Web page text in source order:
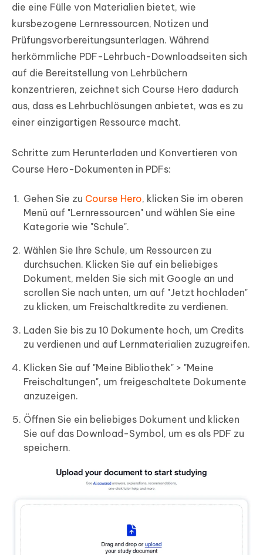
die eine Fülle von Materialien bietet, wie
kursbezogene Lernressourcen, Notizen und
Prüfungsvorbereitungsunterlagen. Während
herkömmliche PDF-Lehrbuch-Downloadseiten sich
auf die Bereitstellung von Lehrbüchern
konzentrieren, zeichnet sich Course Hero dadurch
aus, dass es Lehrbuchlösungen anbietet, was es zu
einer einzigartigen Ressource macht.
Schritte zum Herunterladen und Konvertieren von
Course Hero-Dokumenten in PDFs:
Gehen Sie zu Course Hero, klicken Sie im oberen
Menü auf "Lernressourcen" und wählen Sie eine
Kategorie wie "Schule".
Wählen Sie Ihre Schule, um Ressourcen zu
durchsuchen. Klicken Sie auf ein beliebiges
Dokument, melden Sie sich mit Google an und
scrollen Sie nach unten, um auf "Jetzt hochladen"
zu klicken, um Freischaltkredite zu verdienen.
Laden Sie bis zu 10 Dokumente hoch, um Credits
zu verdienen und auf Lernmaterialien zuzugreifen.
Klicken Sie auf "Meine Bibliothek" > "Meine
Freischaltungen", um freigeschaltete Dokumente
anzuzeigen.
Öffnen Sie ein beliebiges Dokument und klicken
Sie auf das Download-Symbol, um es als PDF zu
speichern.